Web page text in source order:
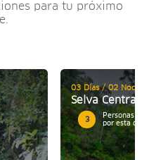
para tu próximo
03 Días / 02 Noches
Selva Central
3
Personas
por esta